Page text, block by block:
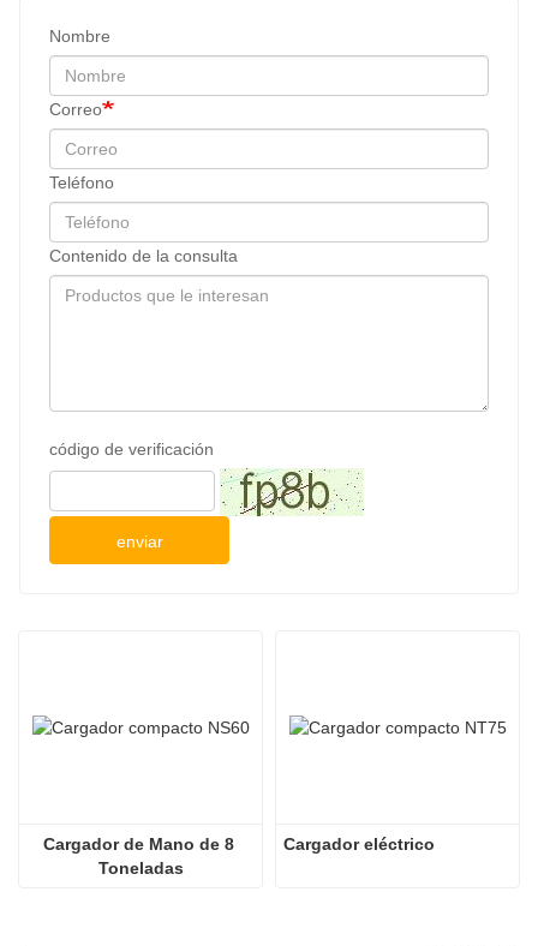
Nombre
Correo
Teléfono
Contenido de la consulta
código de verificación
enviar
Cargador de Mano de 8
Toneladas
Cargador eléctrico